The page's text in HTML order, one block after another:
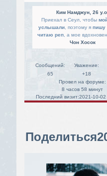
Ким Намджун, 26 y.o.
Приехал в Сеул, чтобы
услышали , поэтому я пишу
читаю реп, а мое
Чон Хосок
Сообщений:
65
Уважение:
+18
Провел на форуме:
8 часов 58 минут
Последний визит:2021-10-
Поделиться